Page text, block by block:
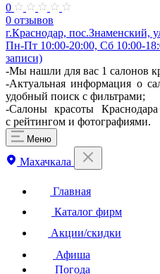
0
0 отзывов
г.Краснодар, пос.Знаменский,
Пн-Пт 10:00-20:00, Сб 10:00-
записи)
-Мы нашли для вас 1 салонов
-Актуальная информация о
удобный поиск с фильтрами;
-Салоны красоты
с рейтингом и фотографиями.
Меню
Махачкала
Главная
Каталог фирм
Акции/скидки
Афиша
Погода